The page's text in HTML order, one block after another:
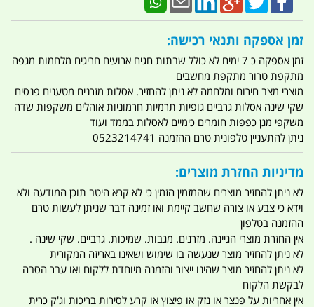
זמן אספקה ותנאי רכישה:
זמן אספקה כ 7 ימים לא כולל שבתות חגים ארועים חריגים מלחמות מגפה
מתקפת טרור מתקפת מחשבים
מוצרי מצב חירום ומלחמה לא ניתן להחזיר. אסלות מזרנים מטענים פנסים
שקי שינה אסלות גרביים גופיות תרמיות חרמוניות אוהלים משקפות שדה
משקפי מגן כפפות חומרים כימיים לאסלות בממד ועוד
ניתן להתעניין טלפונית טרם ההזמנה 0523214741
מדיניות החזרת מוצרים:
לא ניתן להחזיר מוצרים שהמזמין הזמין כי לא קרא היטב תוכן המודעה ולא
וידא כי צבע או צורה שחשב קיימת ואו זמינה דבר שניתן לעשות טרם
ההזמנה בטלפון
אין החזרת מוצרי הגיינה. מזרנים. מגבות. שמיכות. גרביים. שקי שינה .
לא ניתן להחזיר מוצר שנעשה בו שימוש ושאינו באריזה המקורית
לא ניתן להחזיר מוצר שהינו ייצור והזמנה מיוחדת ללקוח ואו עבר הסבה
לבקשת הלקוח
אין אחריות על פנצר או נזק או פיצוץ או קרע לסירות בריכות וג'ק כרית